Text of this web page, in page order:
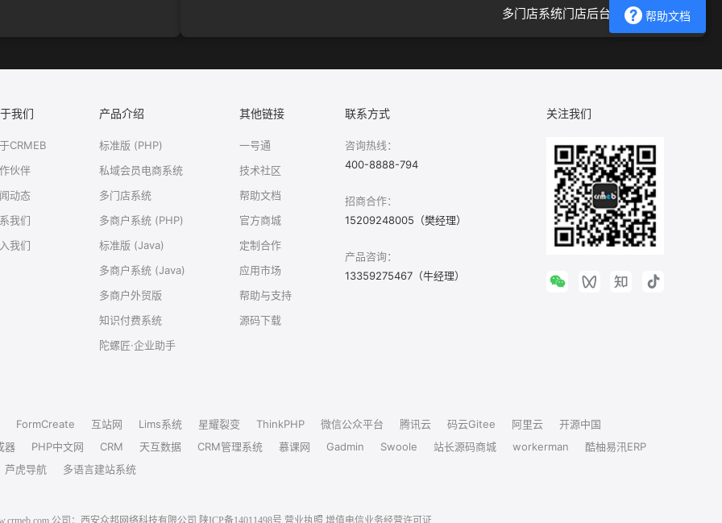
帮助文档
多门店系统门店后台-小票打印.png
我们
CRMEB
伙伴
动态
我们
我们
产品介绍
标准版 (PHP)
私域会员电商系统
多门店系统
多商户系统 (PHP)
标准版 (Java)
多商户系统 (Java)
多商户外贸版
知识付费系统
陀螺匠·企业助手
其他链接
一号通
技术社区
帮助文档
官方商城
定制合作
应用市场
帮助与支持
源码下载
联系方式
咨询热线：
400-8888-794
招商合作：
15209248005（樊经理）
产品咨询：
13359275467（牛经理）
关注我们
FormCreate 互站网 Lims系统 星耀裂变 ThinkPHP 微信公众平台 腾讯云 码云Gitee 阿里云
开源中国
器
PHP中文网 CRM 天互数据 CRM管理系统 慕课网 Gadmin Swoole 站长源码商城 workerman
酷柚易汛ERP
芦虎导航
多语言建站系统
公司：西安众邦网络科技有限公司 陕ICP备14011498号 营业执照 增值电信业务经营许可证